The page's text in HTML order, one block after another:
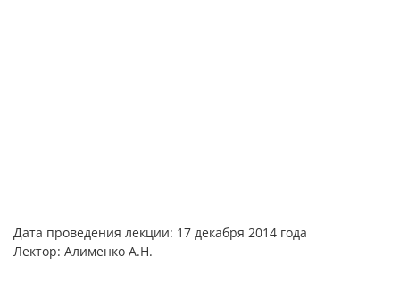
Дата проведения лекции: 17 декабря 2014 года
Лектор: Алименко А.Н.